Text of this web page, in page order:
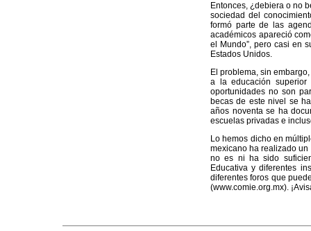
Entonces, ¿debiera o no
sociedad del
formó parte de las
académicos apareció
el Mundo”, pero casi en
Estados Unidos.
El problema, sin
a la educación
oportunidades no son
becas de este nivel se
años noventa se ha
escuelas privadas e
Lo hemos dicho en
mexicano ha realizado
no es ni ha sido
Educativa y diferentes
diferentes foros que
(www.comie.org.mx).